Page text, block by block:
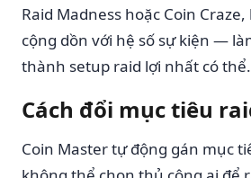
Raid Madness hoặc Coin
cộng dồn với hệ số sự kiện —
thành setup raid lợi nhất có thể.
Cách đổi mục tiêu
Coin Master tự động gán mục